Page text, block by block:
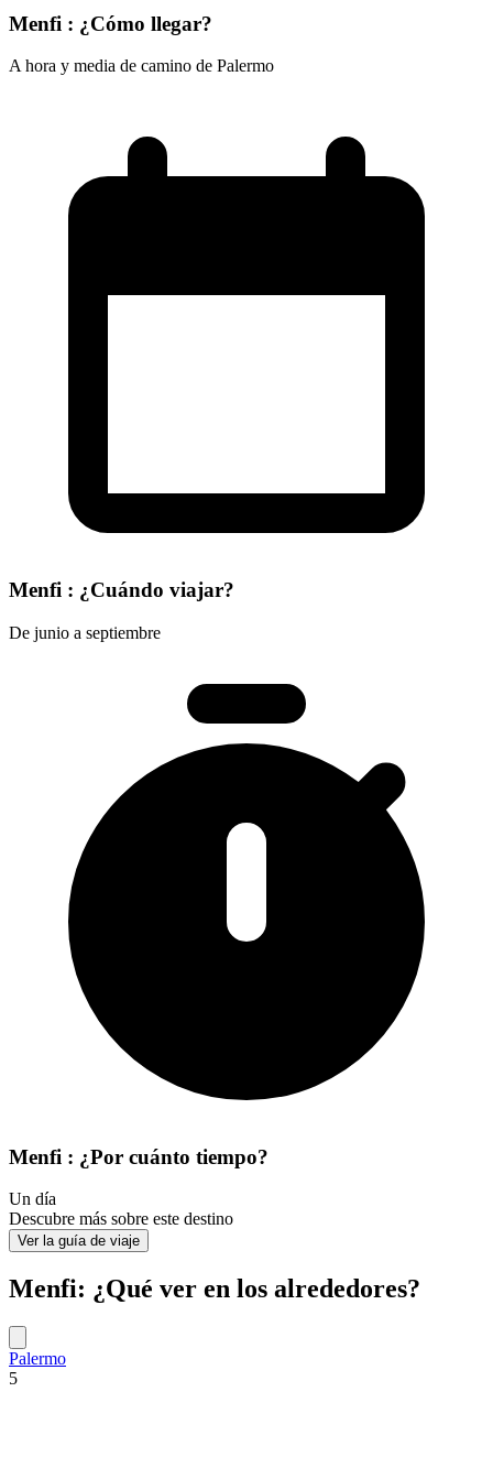
Menfi : ¿Cómo llegar?
A hora y media de camino de Palermo
Menfi : ¿Cuándo viajar?
De junio a septiembre
Menfi : ¿Por cuánto tiempo?
Un día
Descubre más sobre este destino
Ver la guía de viaje
Menfi: ¿Qué ver en los alrededores?
Palermo
5